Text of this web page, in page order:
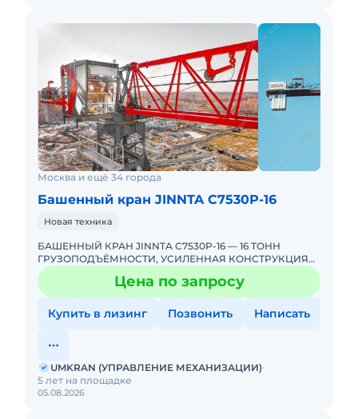
Москва и ещё 34 города
Башенный кран JINNTA С7530Р-16
Новая техника
БАШЕННЫЙ КРАН JINNTA C7530P-16 — 16 ТОНН
ГРУЗОПОДЪЁМНОСТИ, УСИЛЕННАЯ КОНСТРУКЦИЯ
ДЛЯ РОССИЙСКИХ СТРОЕК! ЭКСКЛЮЗИВНО ОТ
UMKRANUMKRAN — ЕДИНСТВЕННЫЙ Э
Цена по запросу
Купить в лизинг Позвонить Написать
05.08.2026
UMKRAN (УПРАВЛЕНИЕ МЕХАНИЗАЦИИ)
5 лет на площадке